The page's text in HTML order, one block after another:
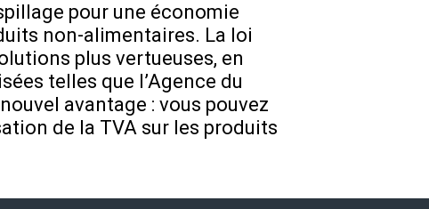
pour une économie
non-alimentaires. La loi
plus vertueuses, en
telles que l’Agence du
avantage : vous pouvez
de la TVA sur les produits